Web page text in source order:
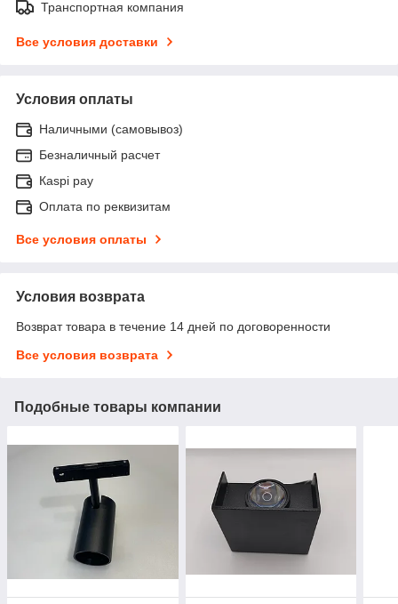
Транспортная компания
Все условия доставки
Условия оплаты
Наличными (самовывоз)
Безналичный расчет
Каspi pay
Оплата по реквизитам
Все условия оплаты
Условия возврата
Возврат товара в течение 14 дней по договоренности
Все условия возврата
Подобные товары компании